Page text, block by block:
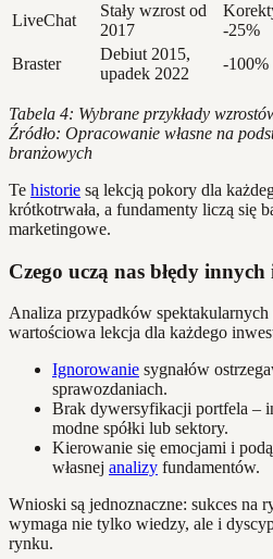
LiveChat
Stały wzrost od
2017
-25%
Braster
Debiut 2015,
upadek 2022
-100%
Tabela 4: Wybrane przykłady
Źródło: Opracowanie własne na
branżowych
Te historie są lekcją pokory dla
krótkotrwała, a fundamenty liczą się
marketingowe.
Czego uczą nas błędy
Analiza przypadków spektakularnych
wartościowa lekcja dla każdego
Ignorowanie sygnałów
sprawozdaniach.
Brak dywersyfikacji portfela –
modne spółki lub sektory.
Kierowanie się emocjami i
własnej analizy fundamentów.
Wnioski są jednoznaczne: sukces na
wymaga nie tylko wiedzy, ale i
rynku.